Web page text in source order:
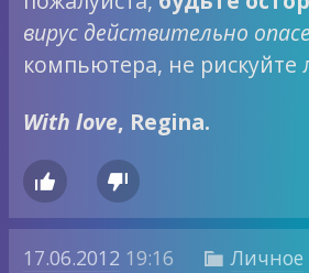
вирус действительно
компьютера, не
With love, Regina.
 
17.06.2012 19:16  Личное